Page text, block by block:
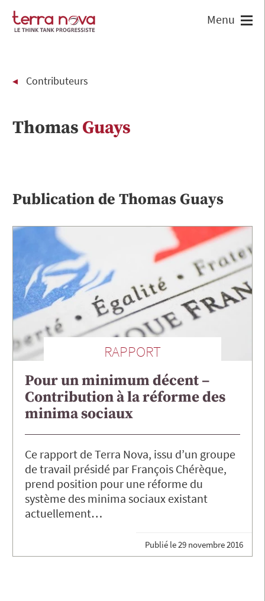
Contributeurs
Thomas Guays
Publication de Thomas Guays
RAPPORT
Pour un minimum décent –
Contribution à la réforme des
minima sociaux
Ce rapport de Terra Nova, issu d’un groupe
de travail présidé par François Chérèque,
prend position pour une réforme du
système des minima sociaux existant
actuellement…
Publié le29 novembre 2016